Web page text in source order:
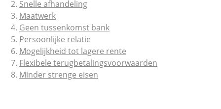
Snelle afhandeling
Maatwerk
Geen tussenkomst bank
Persoonlijke relatie
Mogelijkheid tot lagere rente
Flexibele terugbetalingsvoorwaarden
Minder strenge eisen